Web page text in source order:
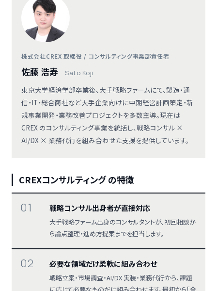
株式会社CREX 取締役 / コンサルティング事業部責任者
佐藤 浩寿 Sato Koji
東京大学経済学部卒業後、大手戦略ファームにて、製造・通
信・IT・総合商社など大手企業向けに中期経営計画策定・新
規事業開発・業務改善プロジェクトを多数主導。現在は
CREX のコンサルティング事業を統括し、戦略コンサル ×
AI/DX × 業務代行を組み合わせた支援を提供しています。
CREXコンサルティング の特徴
01 戦略コンサル出身者が直接対応
大手戦略ファーム出身のコンサルタントが、初回相談か
ら論点整理・進め方提案までを担当します。
02 必要な領域だけ柔軟に組み合わせ
戦略立案・市場調査・AI/DX 実装・業務代行から、課題